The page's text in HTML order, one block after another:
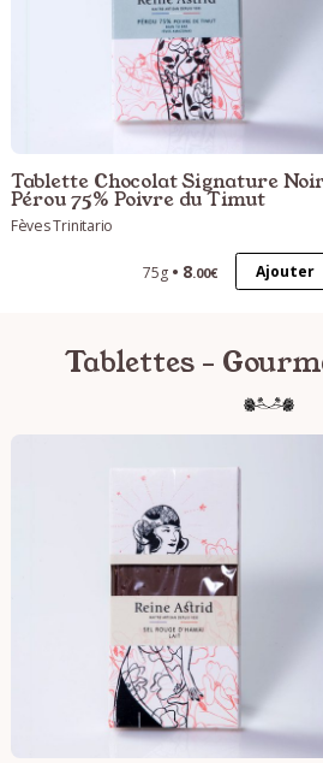
Tablette Chocolat Signature
Pérou 75% Poivre du Timut
Fèves Trinitario
75g 8.00€ Ajouter
Tablettes -